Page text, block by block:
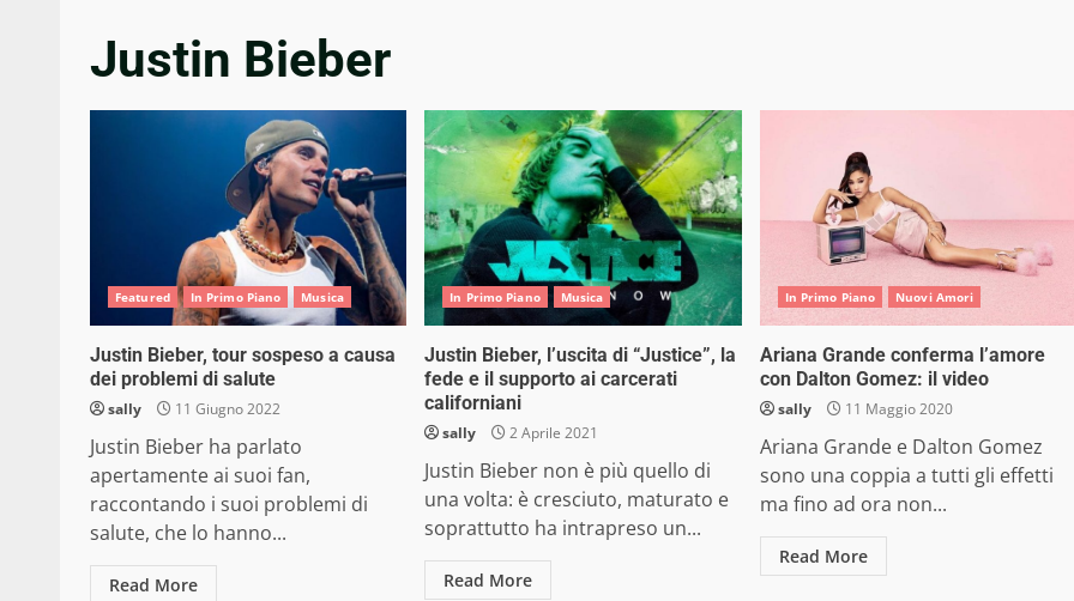
Justin Bieber
Featured In Primo Piano Musica
Justin Bieber, tour sospeso a causa
dei problemi di salute
sally 11 Giugno 2022
Justin Bieber ha parlato
apertamente ai suoi fan,
raccontando i suoi problemi di
salute, che lo hanno...
Read More
In Primo Piano Musica
Justin Bieber, l’uscita di “Justice”, la
fede e il supporto ai carcerati
californiani
sally 2 Aprile 2021
Justin Bieber non è più quello di
una volta: è cresciuto, maturato e
soprattutto ha intrapreso un...
Read More
In Primo Piano Nuovi Amori
Ariana Grande conferma l’amore
con Dalton Gomez: il video
sally 11 Maggio 2020
Ariana Grande e Dalton Gomez
sono una coppia a tutti gli effetti
ma fino ad ora non...
Read More